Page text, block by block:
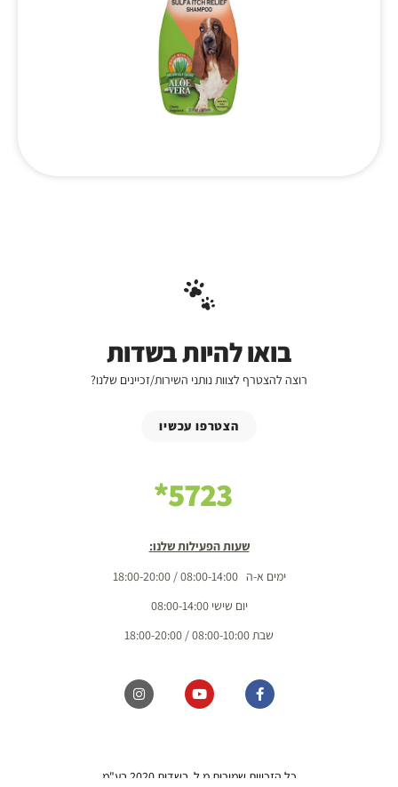
בואו להיות בשדות
רוצה להצטרף לצוות נותני השירות/זכיינים שלנו?
הצטרפו עכשיו
5723*
שעות הפעילות שלנו:
ימים א-ה 08:00-14:00 / 18:00-20:00
יום שישי 08:00-14:00
שבת 08:00-10:00 / 18:00-20:00
כל הזכויות שמורות מ.ל. בשדות 2020 בע"מ